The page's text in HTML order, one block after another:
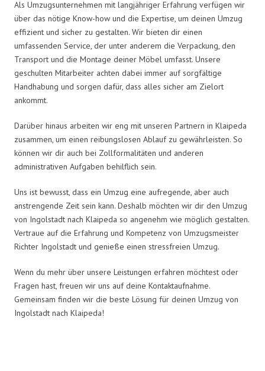
Als Umzugsunternehmen mit langjähriger Erfahrung verfügen wir
über das nötige Know-how und die Expertise, um deinen Umzug
effizient und sicher zu gestalten. Wir bieten dir einen
umfassenden Service, der unter anderem die Verpackung, den
Transport und die Montage deiner Möbel umfasst. Unsere
geschulten Mitarbeiter achten dabei immer auf sorgfältige
Handhabung und sorgen dafür, dass alles sicher am Zielort
ankommt.
Darüber hinaus arbeiten wir eng mit unseren Partnern in Klaipeda
zusammen, um einen reibungslosen Ablauf zu gewährleisten. So
können wir dir auch bei Zollformalitäten und anderen
administrativen Aufgaben behilflich sein.
Uns ist bewusst, dass ein Umzug eine aufregende, aber auch
anstrengende Zeit sein kann. Deshalb möchten wir dir den Umzug
von Ingolstadt nach Klaipeda so angenehm wie möglich gestalten.
Vertraue auf die Erfahrung und Kompetenz von Umzugsmeister
Richter Ingolstadt und genieße einen stressfreien Umzug.
Wenn du mehr über unsere Leistungen erfahren möchtest oder
Fragen hast, freuen wir uns auf deine Kontaktaufnahme.
Gemeinsam finden wir die beste Lösung für deinen Umzug von
Ingolstadt nach Klaipeda!